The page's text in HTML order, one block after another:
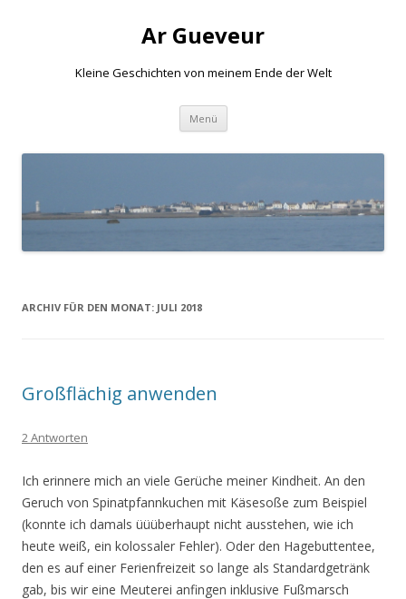
Ar Gueveur
Kleine Geschichten von meinem Ende der Welt
Menü Springe
Inhalt
ARCHIV FÜR DEN MONAT: JULI 2018
Großflächig anwenden
2 Antworten
Ich erinnere mich an viele Gerüche meiner Kindheit. An den
Geruch von Spinatpfannkuchen mit Käsesoße zum Beispiel
(konnte ich damals üüüberhaupt nicht ausstehen, wie ich
heute weiß, ein kolossaler Fehler). Oder den Hagebuttentee,
den es auf einer Ferienfreizeit so lange als Standardgetränk
gab, bis wir eine Meuterei anfingen inklusive Fußmarsch